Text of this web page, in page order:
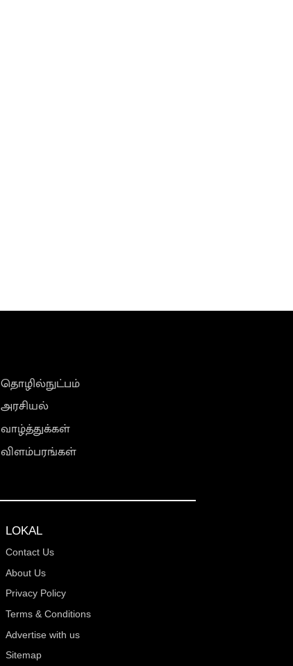
தொழில்நுட்பம்
அரசியல்
வாழ்த்துக்கள்
விளம்பரங்கள்
LOKAL
Contact Us
About Us
Privacy Policy
Terms & Conditions
Advertise with us
Sitemap